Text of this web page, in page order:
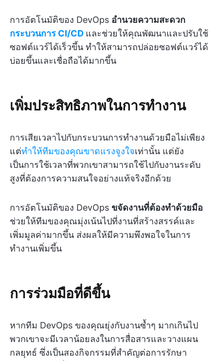
การอัตโนมัติของ DevOps อำนวยความสะดวก
กระบวนการ CI/CD และช่วยให้คุณพัฒนาและปรับใช้
ซอฟต์แวร์ได้เร็วขึ้น ทำให้สามารถปล่อยซอฟต์แวร์ได้
บ่อยขึ้นและเชื่อถือได้มากขึ้น
เพิ่มประสิทธิภาพในการทำงาน
การเสียเวลาไปกับกระบวนการทำงานด้วยมือไม่เพียง
แต่ทำให้ทีมของคุณขาดแรงจูงใจเท่านั้น แต่ยัง
เป็นการใช้เวลาที่พวกเขาสามารถใช้ไปกับงานระดับ
สูงที่ต้องการความสนใจอย่างแท้จริงอีกด้วย
การอัตโนมัติของ DevOps ขจัดงานที่ต้องทำด้วยมือ
ช่วยให้ทีมของคุณมุ่งเน้นไปที่งานที่สร้างสรรค์และ
เพิ่มมูลค่ามากขึ้น ส่งผลให้มีความพึงพอใจในการ
ทำงานเพิ่มขึ้น
การร่วมมือที่ดีขึ้น
หากทีม DevOps ของคุณยุ่งกับงานซ้ำๆ มากเกินไป
พวกเขาจะมีเวลาน้อยลงในการสื่อสารและวางแผน
กลยุทธ์ ซึ่งเป็นสองกิจกรรมที่สำคัญต่อการรักษา